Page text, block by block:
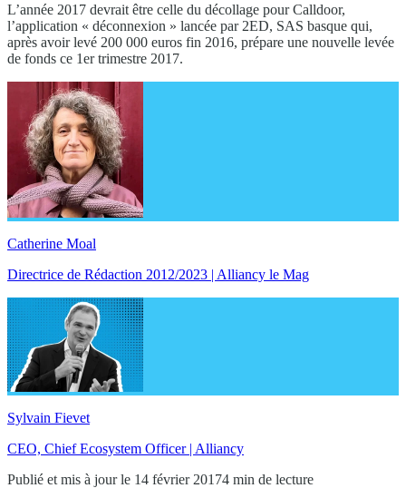
L’année 2017 devrait être celle du décollage pour Calldoor,
l’application « déconnexion » lancée par 2ED, SAS basque qui,
après avoir levé 200 000 euros fin 2016, prépare une nouvelle levée
de fonds ce 1er trimestre 2017.
Catherine Moal
Directrice de Rédaction 2012/2023 | Alliancy le Mag
Sylvain Fievet
CEO, Chief Ecosystem Officer | Alliancy
Publié et mis à jour le 14 février 20174 min de lecture